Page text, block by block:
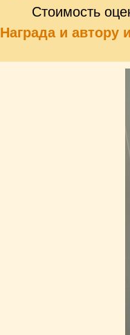
Стоимость
Награда и автору